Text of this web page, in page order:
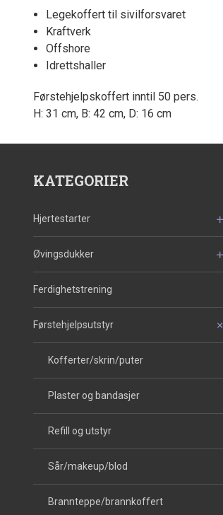
Legekoffert til sivilforsvaret
Kraftverk
Offshore
Idrettshaller
Førstehjelpskoffert inntil 50 pers.
H: 31 cm, B: 42 cm, D: 16 cm
KATEGORIER
Hjertestarter
Øvingsdukker
Ferdighetstrening
Førstehjelpsutstyr
Kofferter/skrin/puter
Plaster og bandasjer
Refill og utstyr
Sår/makeup/blod
Brannteppe/brannkoffert